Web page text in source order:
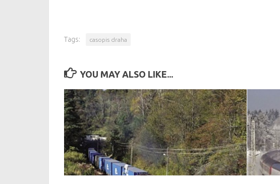
Tags: casopis draha
YOU MAY ALSO LIKE...